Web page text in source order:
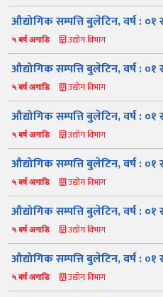
औद्योगिक सम्पत्ति बुलेटिन, वर्ष :
५ बर्ष अगाडि उद्योग विभाग
औद्योगिक सम्पत्ति बुलेटिन, वर्ष :
५ बर्ष अगाडि उद्योग विभाग
औद्योगिक सम्पत्ति बुलेटिन, वर्ष :
५ बर्ष अगाडि उद्योग विभाग
औद्योगिक सम्पत्ति बुलेटिन, वर्ष :
५ बर्ष अगाडि उद्योग विभाग
औद्योगिक सम्पत्ति बुलेटिन, वर्ष :
५ बर्ष अगाडि उद्योग विभाग
औद्योगिक सम्पत्ति बुलेटिन, वर्ष :
५ बर्ष अगाडि उद्योग विभाग